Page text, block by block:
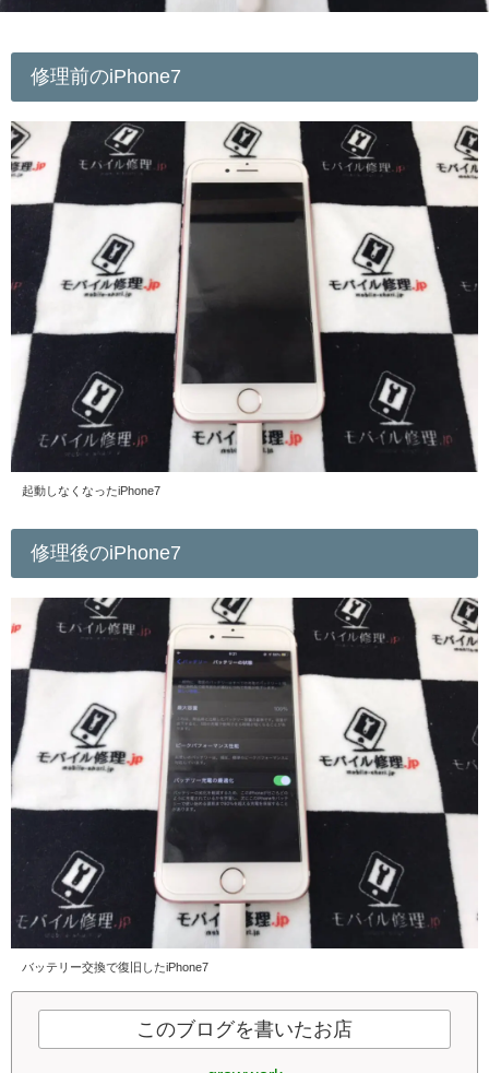
修理前のiPhone7
起動しなくなったiPhone7
修理後のiPhone7
バッテリー交換で復旧したiPhone7
このブログを書いたお店